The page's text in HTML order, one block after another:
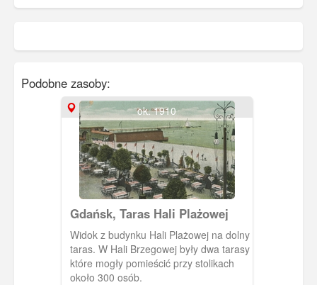
Podobne zasoby:
ok. 1910
Gdańsk, Taras Hali Plażowej
Widok z budynku Hali Plażowej na dolny
taras. W Hali Brzegowej były dwa tarasy
które mogły pomieścić przy stolikach
około 300 osób.